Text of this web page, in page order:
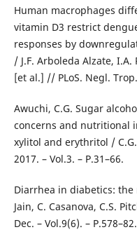
Human macrophages
vitamin D3 restrict
responses by
/ J.F. Arboleda Alzate,
[et al.] // PLoS. Negl.
Awuchi, C.G. Sugar
concerns and nutritional
xylitol and erythritol /
2017. – Vol.3. – Р.31–66.
Diarrhea in diabetics: the
Jain, C. Casanova, C.S.
Dec. – Vol.9(6). – Р.578–82.